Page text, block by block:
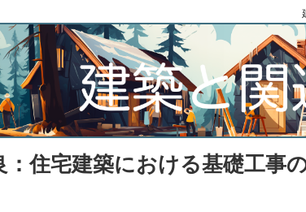
：住宅建築における基礎工事